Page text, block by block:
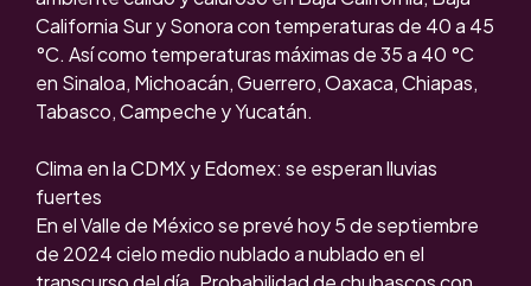
California Sur y Sonora con temperaturas de 40 a 45
°C. Así como temperaturas máximas de 35 a 40 °C
en Sinaloa, Michoacán, Guerrero, Oaxaca, Chiapas,
Tabasco, Campeche y Yucatán.
Clima en la CDMX y Edomex: se esperan lluvias
fuertes
En el Valle de México se prevé hoy 5 de septiembre
de 2024 cielo medio nublado a nublado en el